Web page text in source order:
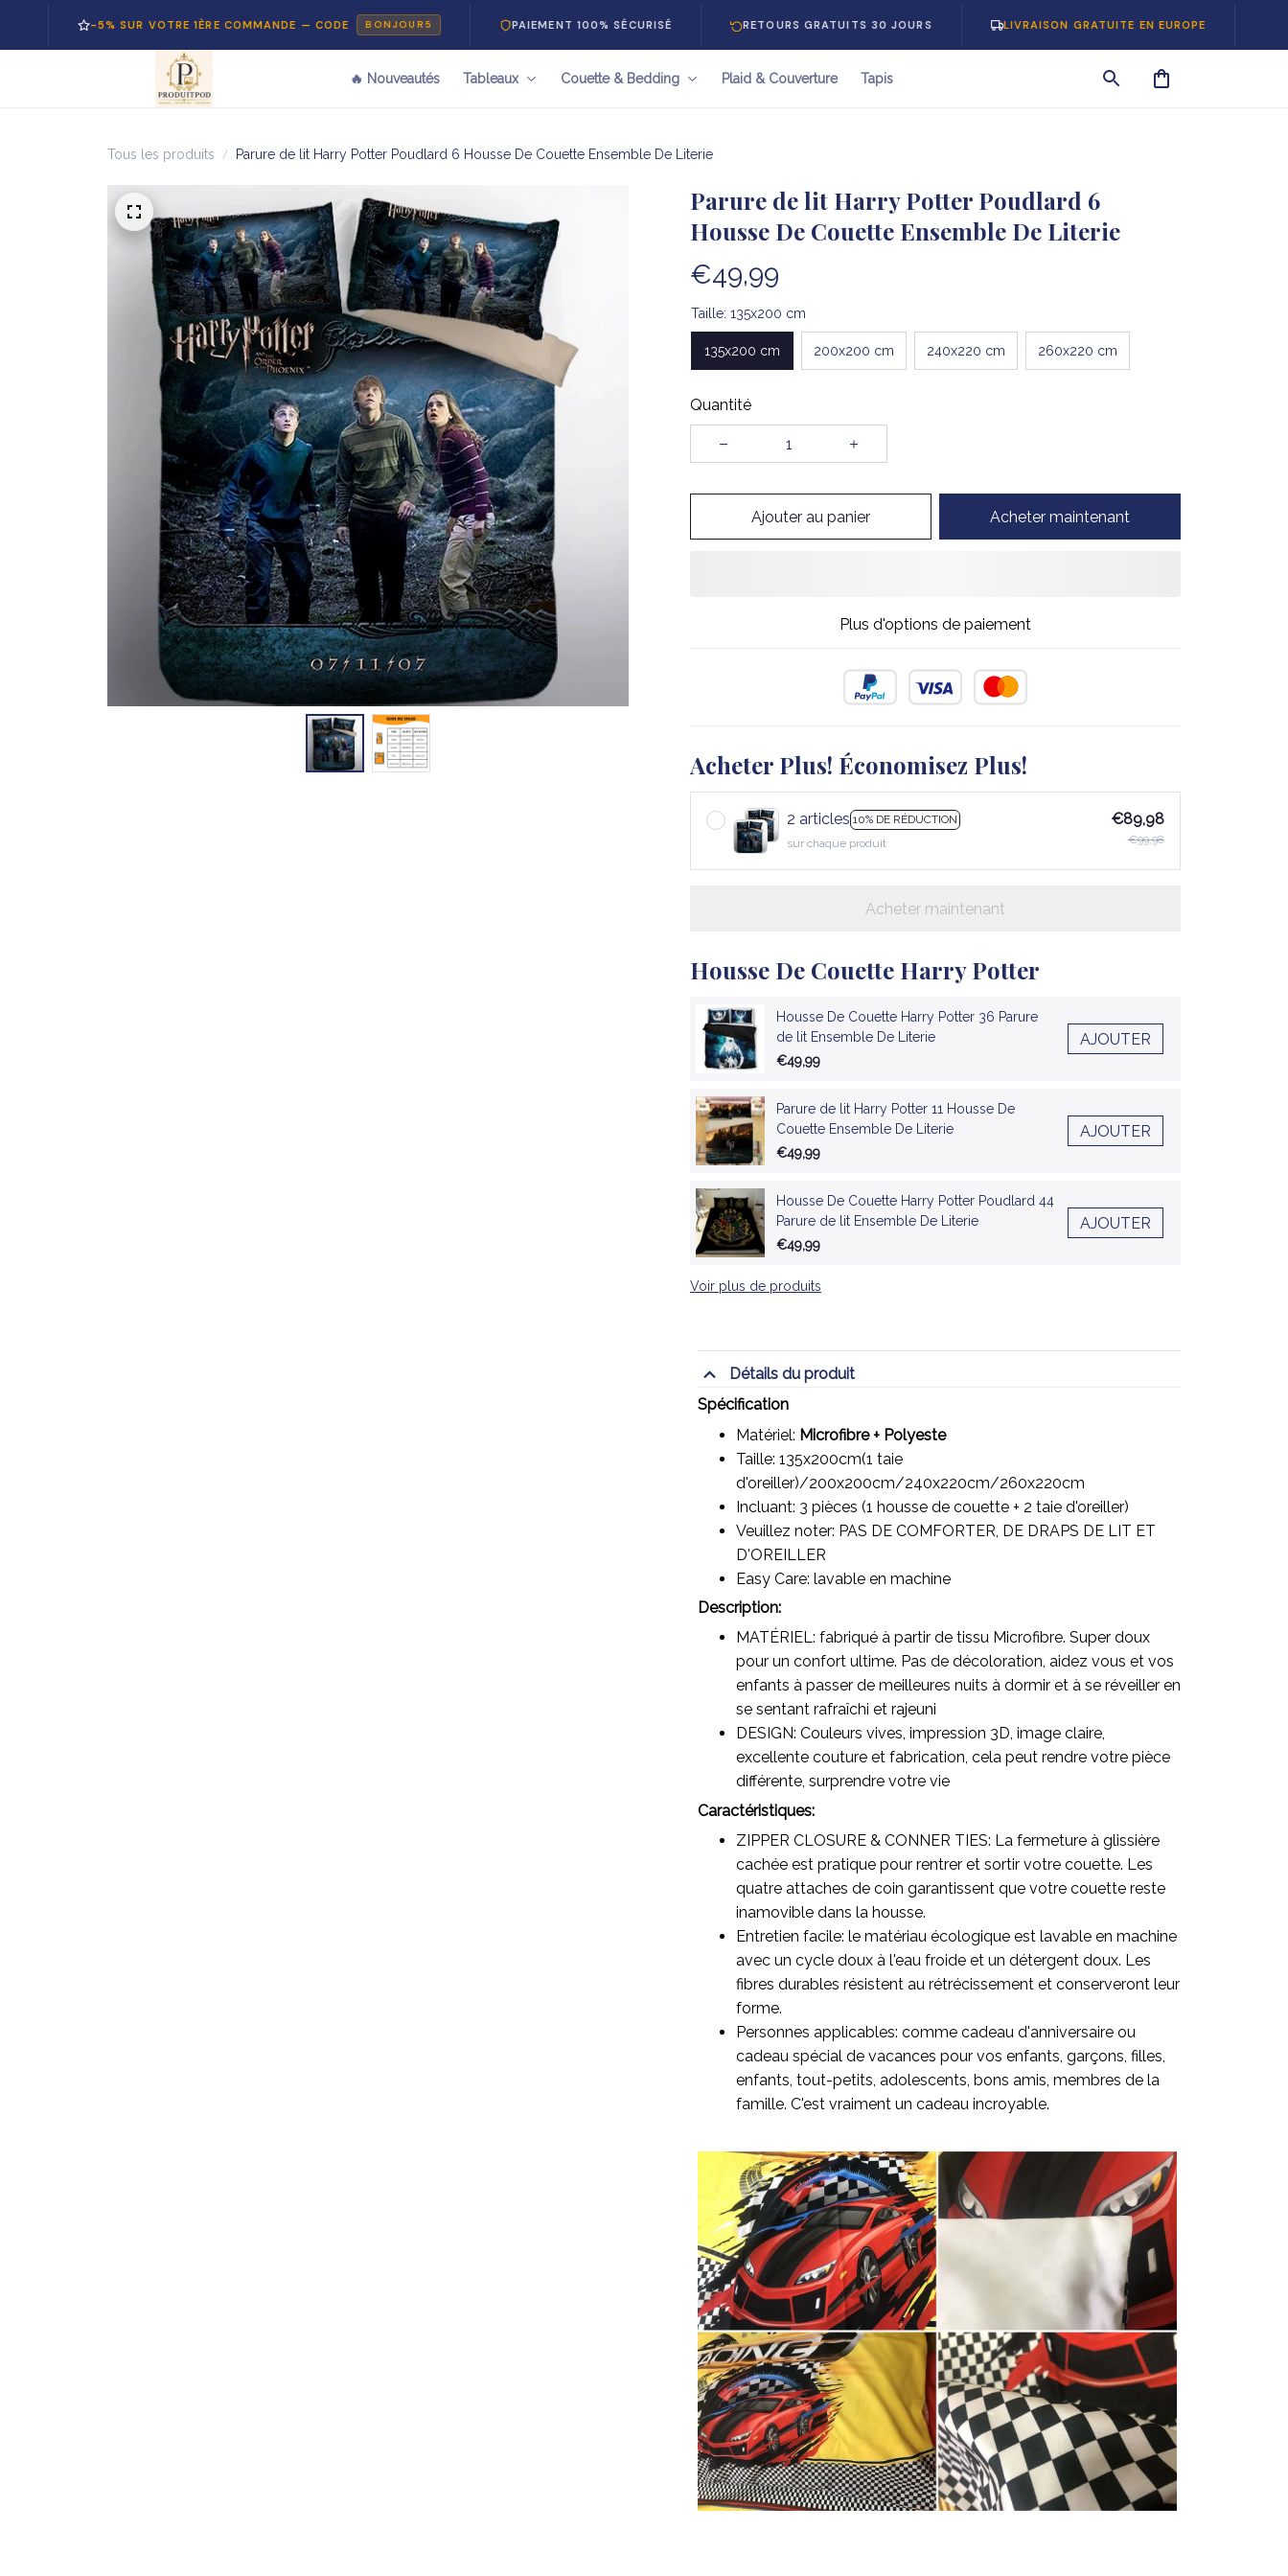
-5% SUR VOTRE 1ÈRE COMMANDE — CODE BONJOUR5 PAIEMENT 100% SÉCURISÉ RETOURS GRATUITS 30 JOURS LIVRAISON GRATUITE EN EUROPE -5% SUR
🔥 Nouveautés Tableaux Couette & Bedding Plaid & Couverture Tapis
Tous les produits Parure de lit Harry Potter Poudlard 6 Housse De Couette Ensemble De Literie
Parure de lit Harry Potter Poudlard 6
Housse De Couette Ensemble De Literie
€49,99
Taille: 135x200 cm
135x200 cm 200x200 cm 240x220 cm 260x220 cm
Quantité
Ajouter au panier Acheter maintenant
Plus d'options de paiement
Acheter Plus! Économisez Plus!
2 articles 10% DE RÉDUCTION
sur chaque produit
€89,98
€99,98
Acheter maintenant
Housse De Couette Harry Potter
Housse De Couette Harry Potter 36 Parure
de lit Ensemble De Literie
€49,99
AJOUTER
Parure de lit Harry Potter 11 Housse De
Couette Ensemble De Literie
€49,99
AJOUTER
Housse De Couette Harry Potter Poudlard 44
Parure de lit Ensemble De Literie
€49,99
AJOUTER
Voir plus de produits
Détails du produit
Spécification
Matériel: Microfibre + Polyeste
Taille: 135x200cm(1 taie
d'oreiller)/200x200cm/240x220cm/260x220cm
Incluant: 3 pièces (1 housse de couette + 2 taie d'oreiller)
Veuillez noter: PAS DE COMFORTER, DE DRAPS DE LIT ET
D'OREILLER
Easy Care: lavable en machine
Description:
MATÉRIEL: fabriqué à partir de tissu Microfibre. Super doux
pour un confort ultime. Pas de décoloration, aidez vous et vos
enfants à passer de meilleures nuits à dormir et à se réveiller en
se sentant rafraîchi et rajeuni
DESIGN: Couleurs vives, impression 3D, image claire,
excellente couture et fabrication, cela peut rendre votre pièce
différente, surprendre votre vie
Caractéristiques:
ZIPPER CLOSURE & CONNER TIES: La fermeture à glissière
cachée est pratique pour rentrer et sortir votre couette. Les
quatre attaches de coin garantissent que votre couette reste
inamovible dans la housse.
Entretien facile: le matériau écologique est lavable en machine
avec un cycle doux à l'eau froide et un détergent doux. Les
fibres durables résistent au rétrécissement et conserveront leur
forme.
Personnes applicables: comme cadeau d'anniversaire ou
cadeau spécial de vacances pour vos enfants, garçons, filles,
enfants, tout-petits, adolescents, bons amis, membres de la
famille. C'est vraiment un cadeau incroyable.